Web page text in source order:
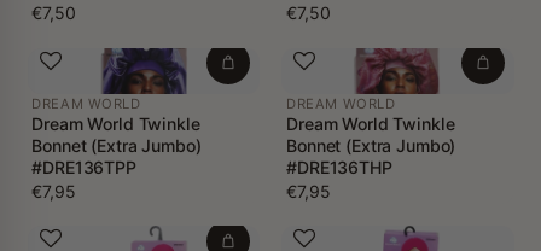
€7,50
€7,50
DREAM WORLD
Dream World Twinkle
Bonnet (Extra Jumbo)
#DRE136TPP
€7,95
DREAM WORLD
Dream World Twinkle
Bonnet (Extra Jumbo)
#DRE136THP
€7,95